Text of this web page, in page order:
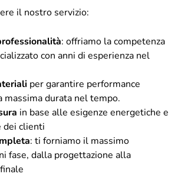
il nostro servizio:
: offriamo la competenza
con anni di esperienza nel
per garantire performance
massima durata nel tempo.
in base alle esigenze energetiche e
dei clienti
: ti forniamo il massimo
fase, dalla progettazione alla